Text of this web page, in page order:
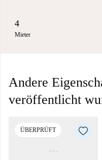
4
Mieter
Andere
veröffentlicht
ÜBERPRÜFT